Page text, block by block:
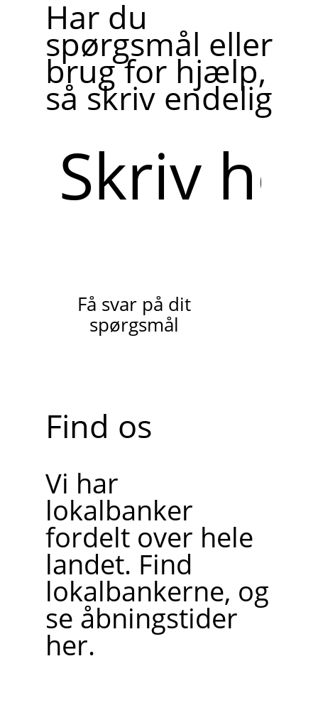
Har du
spørgsmål eller
brug for hjælp,
så skriv endelig
her
Få svar på dit
spørgsmål
Find os
Vi har
lokalbanker
fordelt over hele
landet. Find
lokalbankerne, og
se åbningstider
her.